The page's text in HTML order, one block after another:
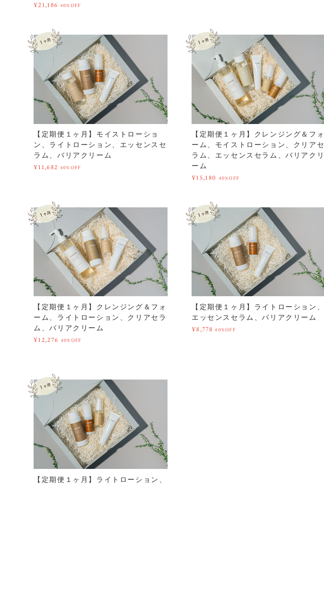
¥21,186 40%OFF
【定期便１ヶ月】モイストローショ
ン、ライトローション、エッセンスセ
ラム、バリアクリーム
¥11,682 40%OFF
【定期便１ヶ月】クレンジング＆フォ
ーム、モイストローション、クリアセ
ラム、エッセンスセラム、バリアクリ
ーム
¥15,180 40%OFF
【定期便１ヶ月】クレンジング＆フォ
ーム、ライトローション、クリアセラ
ム、バリアクリーム
¥12,276 40%OFF
【定期便１ヶ月】ライトローション、
エッセンスセラム、バリアクリーム
¥8,778 40%OFF
【定期便１ヶ月】ライトローション、